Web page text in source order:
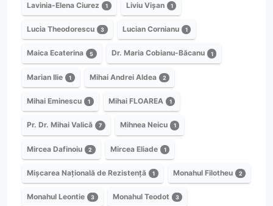
Lavinia-Elena Ciurez 1 Liviu Vișan 1
Lucia Theodorescu 3 Lucian Cornianu 1
Maica Ecaterina 5 Dr. Maria Cobianu-Băcanu 1
Marian Ilie 1 Mihai Andrei Aldea 2
Mihai Eminescu 1 Mihai FLOAREA 1
Pr. Dr. Mihai Valică 7 Mihnea Neicu 1
Mircea Dafinoiu 2 Mircea Eliade 1
Mișcarea Națională de Rezistență 1 Monahul Filotheu 2
Monahul Leontie 3 Monahul Teodot 3